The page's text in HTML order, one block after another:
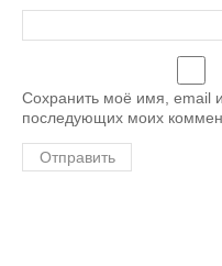
Сохранить моё имя, email
последующих моих